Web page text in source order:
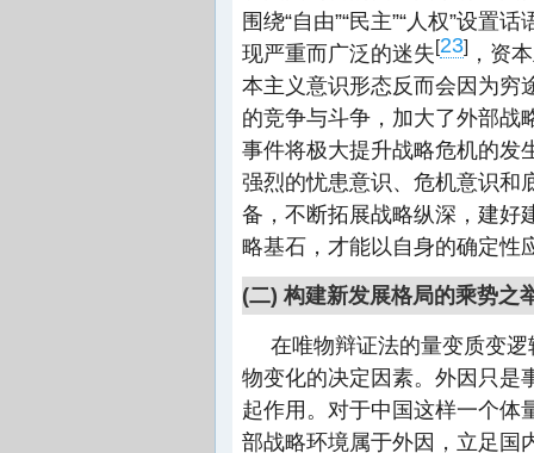
围绕“自由”“民主”“人权”设置
现严重而广泛的迷失[23] ，资
本主义意识形态反而会因为穷
的竞争与斗争，加大了外部战
事件将极大提升战略危机的发
强烈的忧患意识、危机意识和
备，不断拓展战略纵深，建好
略基石，才能以自身的确定性
(二) 构建新发展格局的乘势之
在唯物辩证法的量变质变
物变化的决定因素。外因只是
起作用。对于中国这样一个体
部战略环境属于外因，立足国